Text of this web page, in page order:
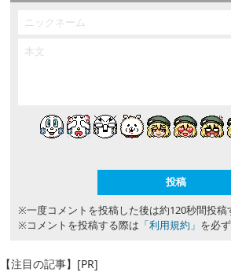
※一度コメントを投稿した後は約120秒間投稿
※コメントを投稿する際は 「利用規約」 を必
【注目の記事】[PR]